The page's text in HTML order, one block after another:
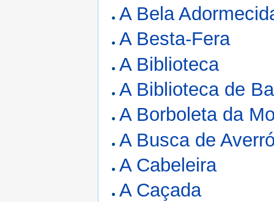
A Bela
A Besta-Fera
A Biblioteca
A Biblioteca de
A Borboleta da
A Busca de
A Cabeleira
A Caçada